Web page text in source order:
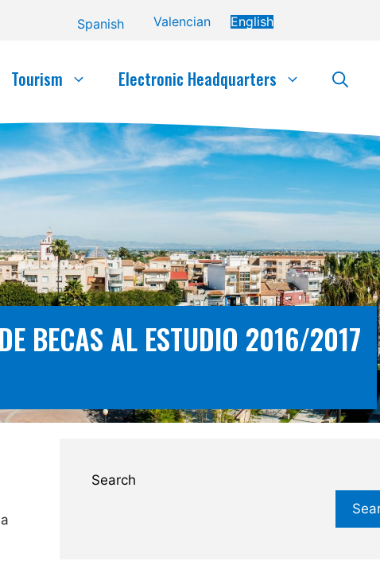
Spanish Valencian English
Tourism Electronic Headquarters
BECAS AL ESTUDIO 2016/2017
Search